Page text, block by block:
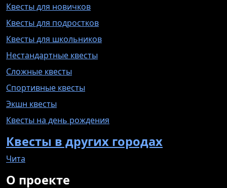
Квесты для новичков
Квесты для подростков
Квесты для школьников
Нестандартные квесты
Сложные квесты
Спортивные квесты
Экшн квесты
Квесты на день рождения
Квесты в других городах
Чита
О проекте